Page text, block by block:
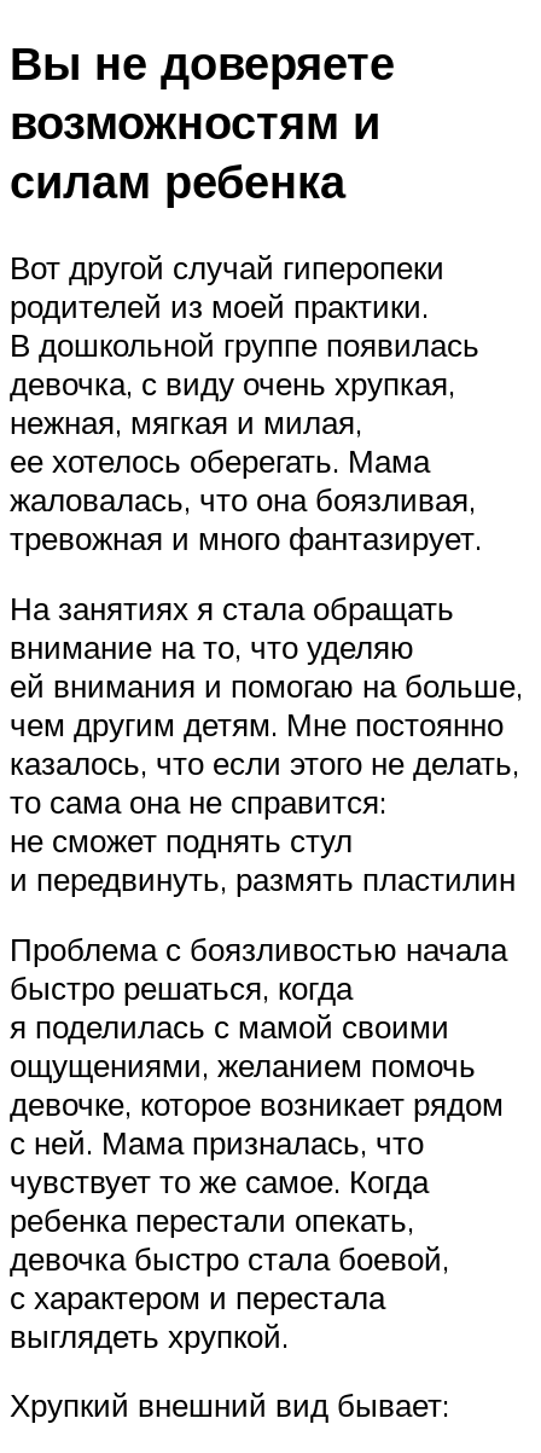
Вы не доверяете
возможностям и
силам ребенка
Вот другой случай гиперопеки
родителей из моей практики.
В дошкольной группе появилась
девочка, с виду очень хрупкая,
нежная, мягкая и милая,
ее хотелось оберегать. Мама
жаловалась, что она боязливая,
тревожная и много фантазирует.
На занятиях я стала обращать
внимание на то, что уделяю
ей внимания и помогаю на больше,
чем другим детям. Мне постоянно
казалось, что если этого не делать,
то сама она не справится:
не сможет поднять стул
и передвинуть, размять пластилин
Проблема с боязливостью начала
быстро решаться, когда
я поделилась с мамой своими
ощущениями, желанием помочь
девочке, которое возникает рядом
с ней. Мама призналась, что
чувствует то же самое. Когда
ребенка перестали опекать,
девочка быстро стала боевой,
с характером и перестала
выглядеть хрупкой.
Хрупкий внешний вид бывает: